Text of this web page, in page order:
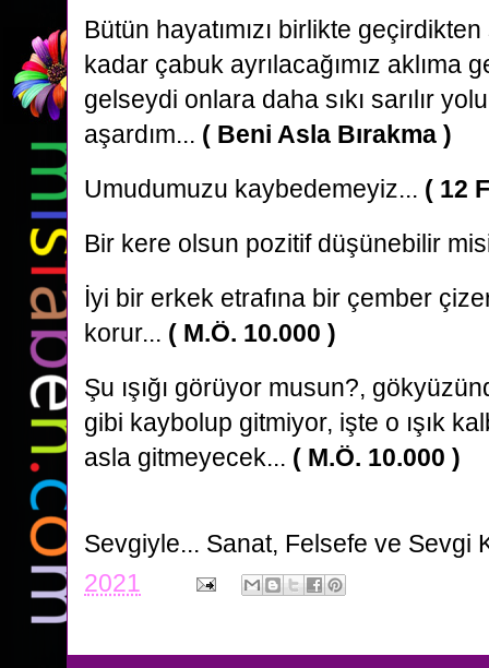
Bütün hayatımızı birlikte
kadar çabuk ayrılacağımız aklıma
gelseydi onlara daha sıkı sarılır
aşardım... ( Beni Asla Bırakma )
Umudumuzu kaybedemeyiz... ( 12
Bir kere olsun pozitif düşünebilir
İyi bir erkek etrafına bir çember
korur... ( M.Ö. 10.000 )
Şu ışığı görüyor musun?,
gibi kaybolup gitmiyor, işte o ışık
asla gitmeyecek... ( M.Ö. 10.000 )
Sevgiyle... Sanat, Felsefe ve Sevgi
2021